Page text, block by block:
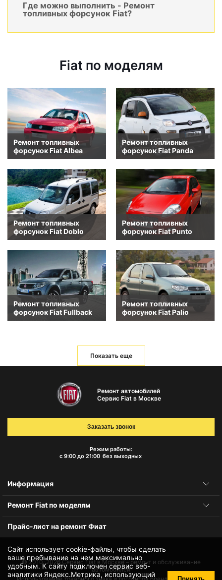
Где можно выполнить - Ремонт
топливных форсунок Fiat?
Fiat по моделям
Ремонт топливных
форсунок Fiat Albea
Ремонт топливных
форсунок Fiat Panda
Ремонт топливных
форсунок Fiat Doblo
Ремонт топливных
форсунок Fiat Punto
Ремонт топливных
форсунок Fiat Fullback
Ремонт топливных
форсунок Fiat Palio
Показать еще
Сайт использует cookie-файлы, чтобы сделать
ваше пребывание на нем максимально
удобным. К cайту подключен сервис веб-
аналитики Яндекс.Метрика, использующий
Принять
Ремонт автомобилей
Сервис Fiat в Москве
Режим работы:
с 9:00 до 21:00 без выходных
Заказать звонок
Информация
Ремонт Fiat по моделям
Прайс-лист на ремонт Фиат
© 2010-2026Сервис Fiat в Москве – ремонт и обслуживание
автомобилей